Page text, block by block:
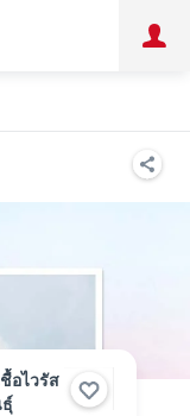
อไวรัส